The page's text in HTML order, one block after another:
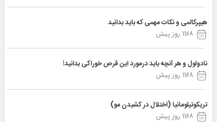
هیپرکالمی و نکات مهمی که باید بدانید
1168 روز پیش
نادولول و هر آنچه باید درمورد این قرص خوراکی بدانید!
1168 روز پیش
تریکوتیلومانیا (اختلال در کشیدن مو)
1168 روز پیش